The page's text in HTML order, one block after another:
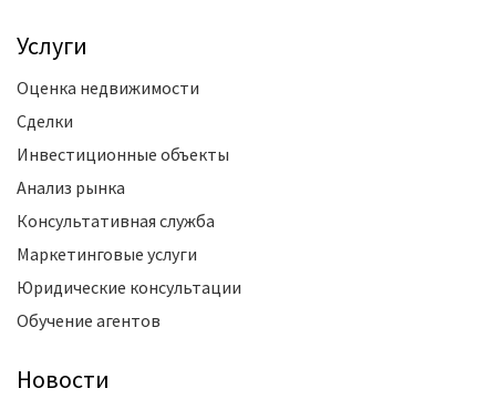
Услуги
Оценка недвижимости
Сделки
Инвестиционные объекты
Анализ рынка
Консультативная служба
Маркетинговые услуги
Юридические консультации
Обучение агентов
Новости